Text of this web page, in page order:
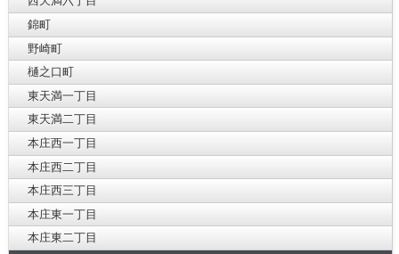
錦町
野崎町
樋之口町
東天満一丁目
東天満二丁目
本庄西一丁目
本庄西二丁目
本庄西三丁目
本庄東一丁目
本庄東二丁目